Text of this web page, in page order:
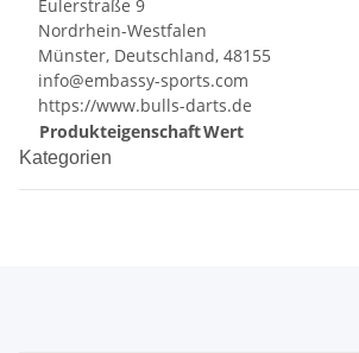
Eulerstraße 9
Nordrhein-Westfalen
Münster, Deutschland, 48155
info@embassy-sports.com
https://www.bulls-darts.de
ProdukteigenschaftWert
Kategorien